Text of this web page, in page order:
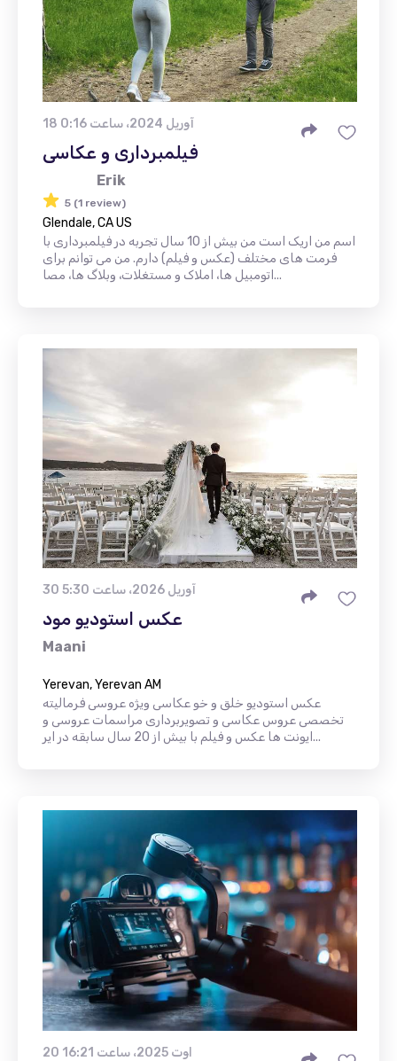
18 آوریل 2024، ساعت 0:16
فیلمبرداری و عکاسی
Erik
5 (1 review)
Glendale, CA US
اسم من اریک است من بیش از 10 سال تجربه در فیلمبرداری با
فرمت های مختلف (عکس و فیلم) دارم. من می توانم برای
اتومبیل ها، املاک و مستغلات، وبلاگ ها، مصا...
30 آوریل 2026، ساعت 5:30
عکس استودیو مود
Maani
Yerevan, Yerevan AM
عکس استودیو خلق و خو عکاسی ویژه عروسی فرمالیته
تخصصی عروس عکاسی و تصویربرداری مراسمات عروسی و
ایونت ها عکس و فیلم با بیش از 20 سال سابقه در ایر...
20 اوت 2025، ساعت 16:21